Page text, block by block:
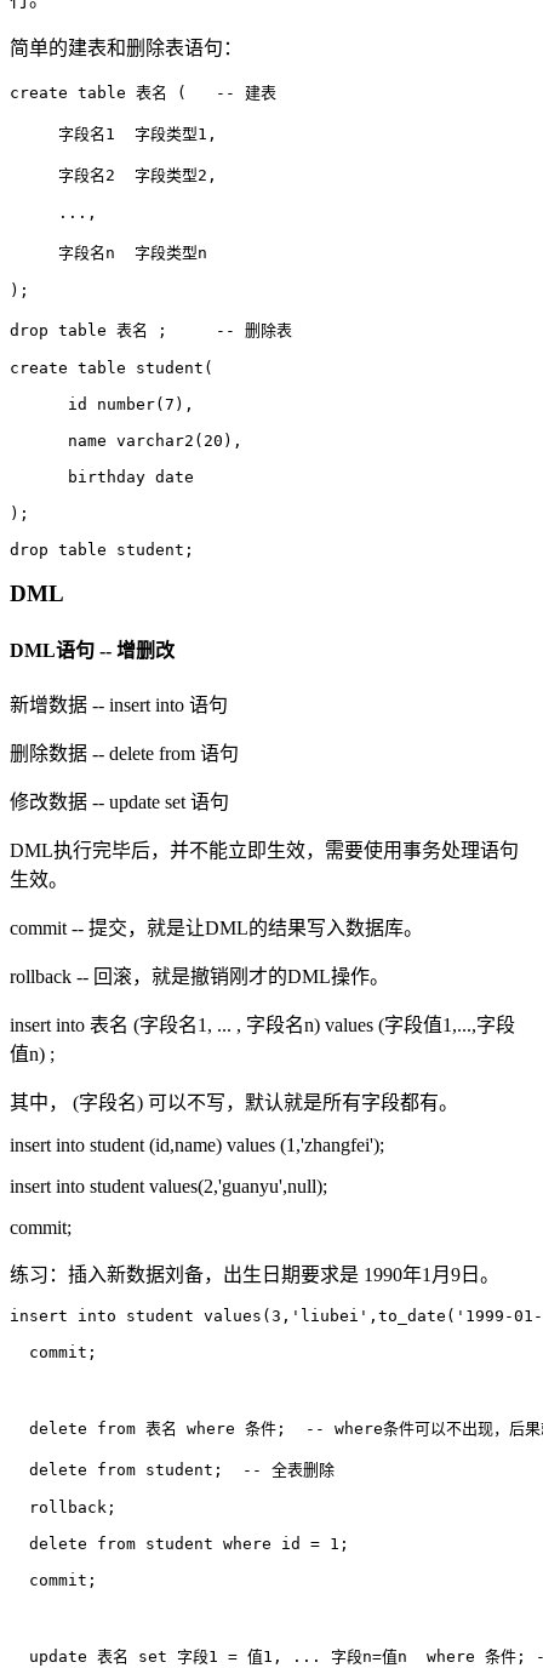
简单的建表和删除表语句：
create table 表名 (   -- 建表
     字段名1  字段类型1,
     字段名2  字段类型2,
     ...,
     字段名n  字段类型n
);
drop table 表名 ;     -- 删除表
create table student(
      id number(7),
      name varchar2(20),
      birthday date
);
DML
DML语句 -- 增删改
新增数据 -- insert into 语句
删除数据 -- delete from 语句
修改数据 -- update set 语句
DML执行完毕后，并不能立即生效，需要使用事务处理语句
生效。
commit -- 提交，就是让DML的结果写入数据库。
rollback -- 回滚，就是撤销刚才的DML操作。
insert into 表名 (字段名1, ... , 字段名n) values (字段值1,...,字段
值n) ;
其中， (字段名) 可以不写，默认就是所有字段都有。
insert into student (id,name) values (1,'zhangfei');
insert into student values(2,'guanyu',null);
commit;
练习：插入新数据刘备，出生日期要求是 1990年1月9日。
insert into student values(3,'liubei',to_date('1999-
  commit;
delete from 表名 where 条件;  -- where条件可以不出现，后果
  delete from student;  -- 全表删除
  rollback;
  delete from student where id = 1;
  commit;
update 表名 set 字段1 = 值1, ... 字段n=值n  where 条件;